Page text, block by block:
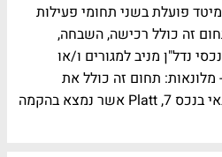
פועלת בשני תחומי פעילות
זה כולל רכישה, השבחה,
נדל"ן מניב למגורים ו/או
תחום זה כולל את
החזקות החברה בחלק המלונאי בנכס Platt ,7 אשר נמצא בהקמה